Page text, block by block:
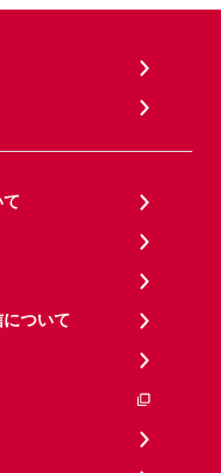
ついて